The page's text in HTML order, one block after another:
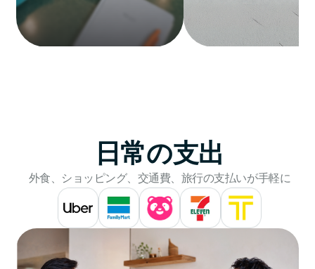
日常の支出
外食、ショッピング、交通費、旅行の支払いが手軽に